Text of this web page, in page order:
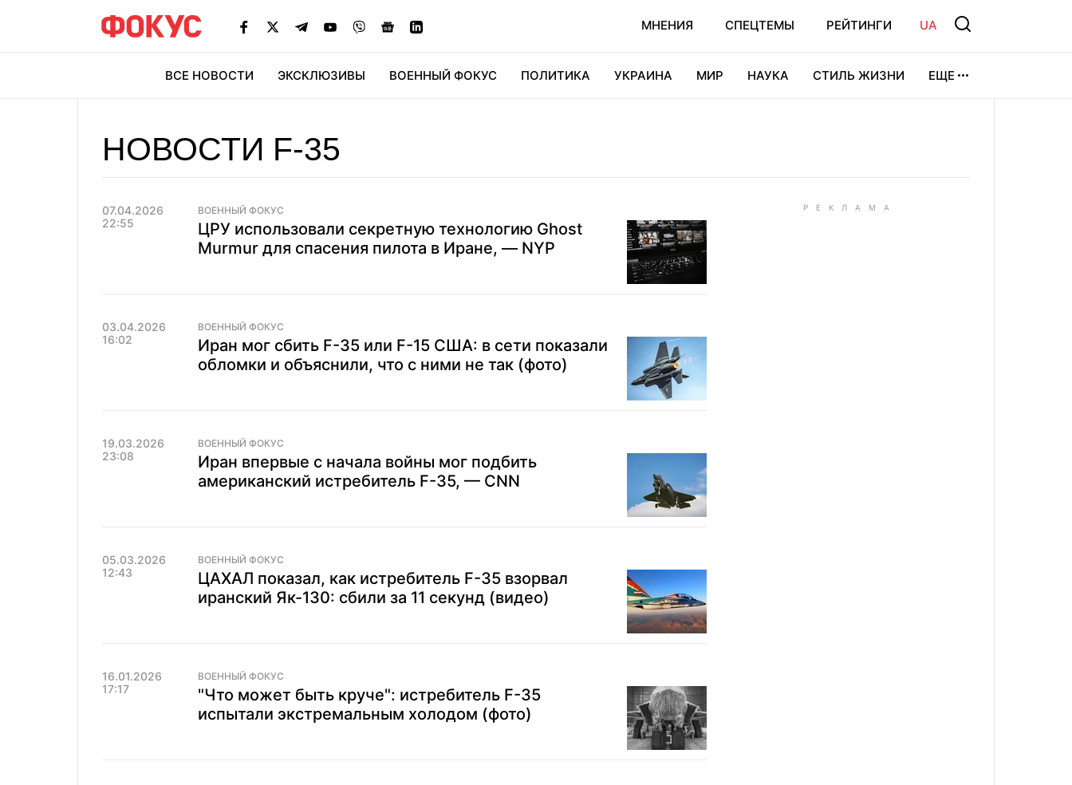
МНЕНИЯ СПЕЦТЕМЫ РЕЙТИНГИ UA
ВСЕ НОВОСТИ ЭКСКЛЮЗИВЫ ВОЕННЫЙ ФОКУС ПОЛИТИКА УКРАИНА МИР НАУКА СТИЛЬ ЖИЗНИ ЕЩЕ
НОВОСТИ F-35
07.04.2026
22:55
ВОЕННЫЙ ФОКУС
ЦРУ использовали секретную технологию Ghost
Murmur для спасения пилота в Иране, — NYP
03.04.2026
16:02
ВОЕННЫЙ ФОКУС
Иран мог сбить F-35 или F-15 США: в сети показали
обломки и объяснили, что с ними не так (фото)
19.03.2026
23:08
ВОЕННЫЙ ФОКУС
Иран впервые с начала войны мог подбить
американский истребитель F-35, — CNN
05.03.2026
12:43
ВОЕННЫЙ ФОКУС
ЦАХАЛ показал, как истребитель F-35 взорвал
иранский Як-130: сбили за 11 секунд (видео)
16.01.2026
17:17
ВОЕННЫЙ ФОКУС
"Что может быть круче": истребитель F-35
испытали экстремальным холодом (фото)